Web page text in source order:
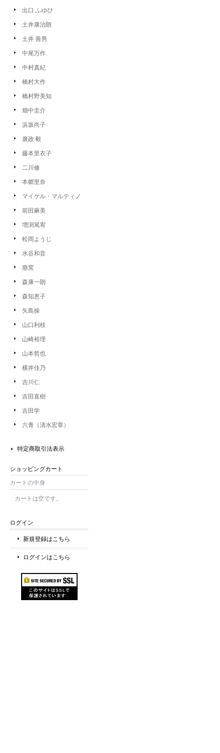
出口 ふゆひ
土井康治朗
土井 善男
中尾万作
中村真紀
橋村大作
橋村野美知
畑中圭介
浜坂尚子
廣政 毅
藤本里衣子
二川修
本郷里奈
マイケル・マルティノ
前田麻美
増渕篤宥
松岡ようじ
水谷和音
萠窯
森康一朗
森知恵子
矢島操
山口利枝
山崎裕理
山本哲也
横井佳乃
吉川仁
吉田直樹
吉田学
六青（清水宏章）
特定商取引法表示
ショッピングカート
カートの中身
カートは空です。
ログイン
新規登録はこちら
ログインはこちら